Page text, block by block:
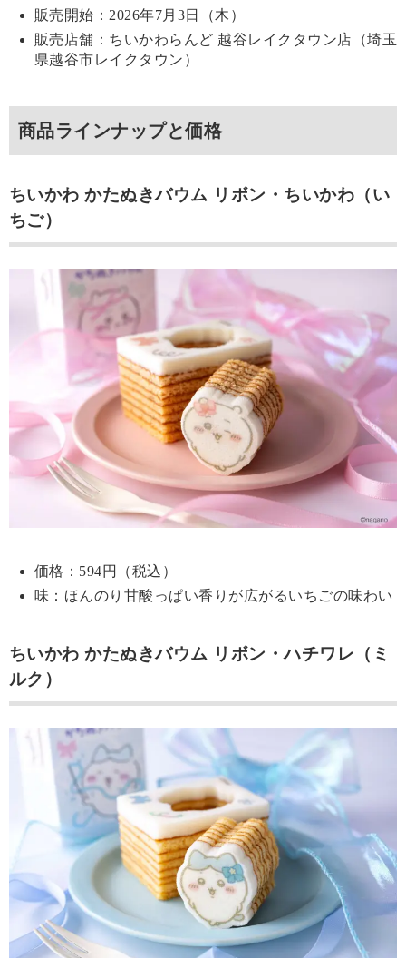
販売開始：2026年7月3日（木）
販売店舗：ちいかわらんど 越谷レイクタウン店（埼玉
県越谷市レイクタウン）
商品ラインナップと価格
ちいかわ かたぬきバウム リボン・ちいかわ（い
ちご）
価格：594円（税込）
味：ほんのり甘酸っぱい香りが広がるいちごの味わい
ちいかわ かたぬきバウム リボン・ハチワレ（ミ
ルク）